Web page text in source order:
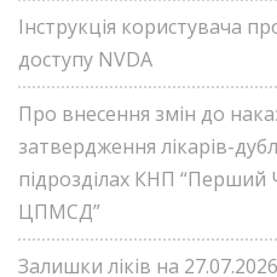
Інструкція користувача
доступу NVDA
Про внесення змін до
затвердження лікарів-
підрозділах КНП “Перший
ЦПМСД”
Залишки ліків на 27.07.2026